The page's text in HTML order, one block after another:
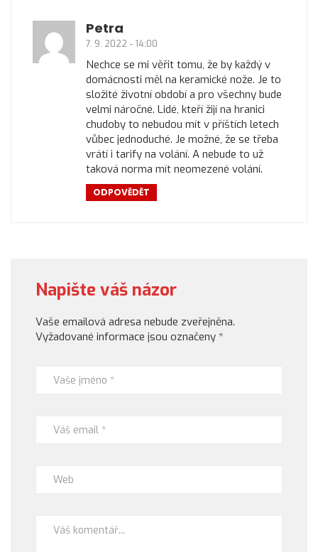
Petra
7. 9. 2022 - 14:00
Nechce se mi věřit tomu, že by každý v
domácnosti měl na keramické nože. Je to
složité životní období a pro všechny bude
velmi náročné. Lidé, kteří žijí na hranici
chudoby to nebudou mít v příštích letech
vůbec jednoduché. Je možné, že se třeba
vrátí i tarify na volání. A nebude to už
taková norma mít neomezené volání.
ODPOVĚDĚT
Napište váš názor
Vaše emailová adresa nebude zveřejněna.
Vyžadované informace jsou označeny *